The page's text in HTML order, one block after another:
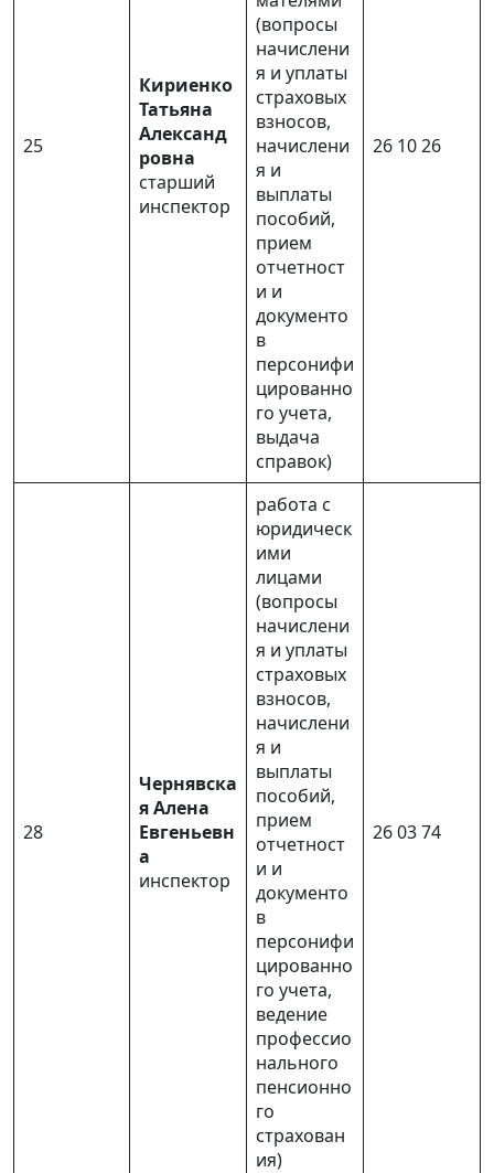
25
Кириенко
Татьяна
Александ
ровна
старший
инспектор
(вопросы
начислени
я и уплаты
страховых
взносов,
начислени
я и
выплаты
пособий,
прием
отчетност
и и
документо
в
персонифи
цированно
го учета,
выдача
справок)
26 10 26
28
Чернявска
я Алена
Евгеньевн
а
инспектор
работа с
юридическ
ими
лицами
(вопросы
начислени
я и уплаты
страховых
взносов,
начислени
я и
выплаты
пособий,
прием
отчетност
и и
документо
в
персонифи
цированно
го учета,
ведение
профессио
нального
пенсионно
го
страхован
ия)
26 03 74